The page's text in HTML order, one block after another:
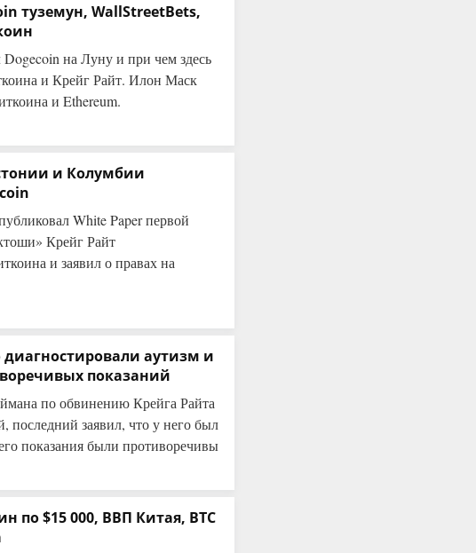
туземун, WallStreetBets,
на Луну и при чем здесь
и Крейг Райт. Илон Маск
и Ethereum.
и Колумбии
White Paper первой
Крейг Райт
и заявил о правах на
диагностировали аутизм и
показаний
по обвинению Крейга Райта
последний заявил, что у него был
показания были противоречивы
по $15 000, ВВП Китая, BTC